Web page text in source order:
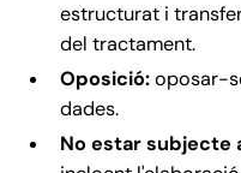
estructurat i
del tractament.
Oposició:oposar-
dades.
No estar subjecte